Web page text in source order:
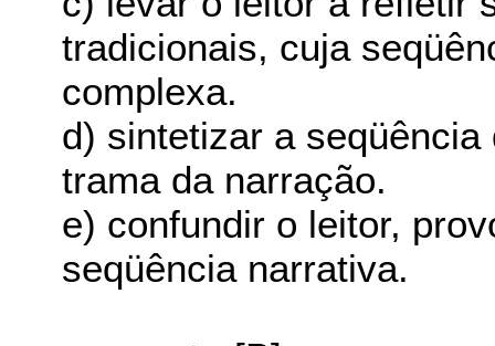
tradicionais, cuja
complexa.
d) sintetizar a
trama da narração.
e) confundir o leitor,
seqüência narrativa.